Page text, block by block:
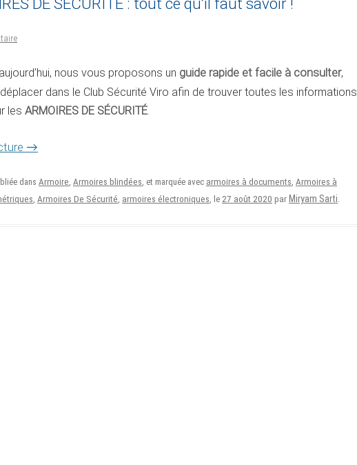
nous vous proposons un guide rapide et facile à consulter,
dans le Club Sécurité Viro afin de trouver toutes les informations
les ARMOIRES DE SÉCURITÉ.
→
dans Armoire Armoires blindées , et marquée avec armoires à documents Armoires à
Armoires De Sécurité armoires électroniques , le 27 août 2020 par Miryam Sarti